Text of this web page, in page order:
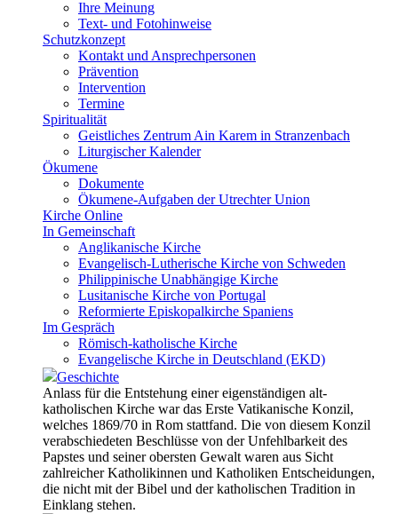
Ihre Meinung
Text- und Fotohinweise
Schutzkonzept
Kontakt und Ansprechpersonen
Prävention
Intervention
Termine
Spiritualität
Geistliches Zentrum Ain Karem in Stranzenbach
Liturgischer Kalender
Ökumene
Dokumente
Ökumene-Aufgaben der Utrechter Union
Kirche Online
In Gemeinschaft
Anglikanische Kirche
Evangelisch-Lutherische Kirche von Schweden
Philippinische Unabhängige Kirche
Lusitanische Kirche von Portugal
Reformierte Episkopalkirche Spaniens
Im Gespräch
Römisch-katholische Kirche
Evangelische Kirche in Deutschland (EKD)
Geschichte
Anlass für die Entstehung einer eigenständigen alt-
katholischen Kirche war das Erste Vatikanische Konzil,
welches 1869/70 in Rom stattfand. Die von diesem Konzil
verabschiedeten Beschlüsse von der Unfehlbarkeit des
Papstes und seiner obersten Gewalt waren aus Sicht
zahlreicher Katholikinnen und Katholiken Entscheidungen,
die nicht mit der Bibel und der katholischen Tradition in
Einklang stehen.